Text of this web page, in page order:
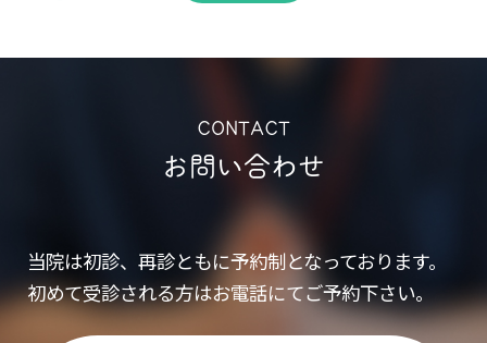
CONTACT
お問い合わせ
当院は初診、再診ともに予約制となっております。
初めて受診される方はお電話にてご予約下さい。